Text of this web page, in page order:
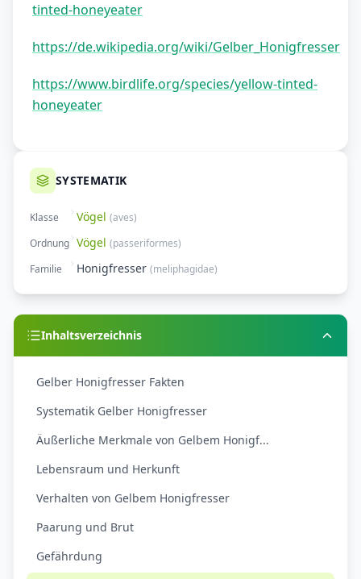
tinted-honeyeater
https://de.wikipedia.org/wiki/Gelber_Honigfresser
https://www.birdlife.org/species/yellow-tinted-
honeyeater
SYSTEMATIK
Klasse Vögel (aves)
Ordnung Vögel (passeriformes)
Familie
Honigfresser (meliphagidae)
Inhaltsverzeichnis
Gelber Honigfresser Fakten
Systematik Gelber Honigfresser
Äußerliche Merkmale von Gelbem Honigf...
Lebensraum und Herkunft
Verhalten von Gelbem Honigfresser
Paarung und Brut
Gefährdung